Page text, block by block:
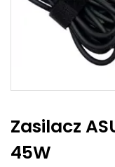
Zasilacz
45W